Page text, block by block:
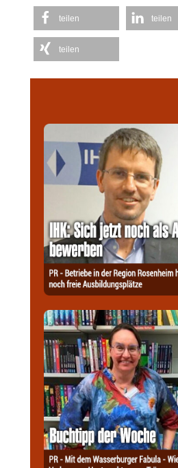
teilen teilen
teilen